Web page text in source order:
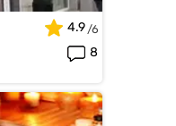
4.9
8